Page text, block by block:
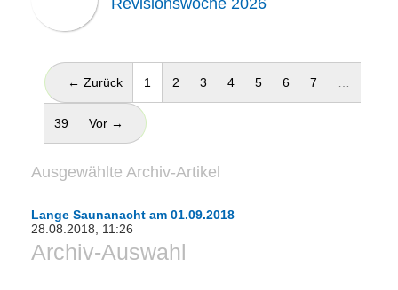
Revisionswoche 2026
← Zurück 1 (aktuell)
2 3 4 5 6 7
39 Vor →
Ausgewählte Archiv-Artikel
Lange Saunanacht am 01.09.2018
28.08.2018, 11:26
Archiv-Auswahl